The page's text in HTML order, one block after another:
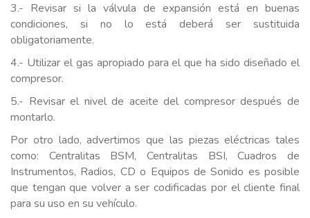
3.- Revisar si la válvula de expansión está en buenas
condiciones, si no lo está deberá ser sustituida
obligatoriamente.
4.- Utilizar el gas apropiado para el que ha sido diseñado el
compresor.
5.- Revisar el nivel de aceite del compresor después de
montarlo.
Por otro lado, advertimos que las piezas eléctricas tales
como: Centralitas BSM, Centralitas BSI, Cuadros de
Instrumentos, Radios, CD o Equipos de Sonido es posible
que tengan que volver a ser codificadas por el cliente final
para su uso en su vehículo.